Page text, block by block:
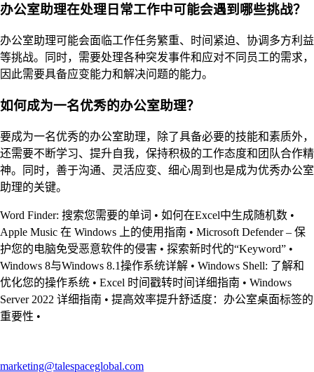
办公室助理在处理日常工作中可能会遇到哪些挑战？
办公室助理可能会面临工作任务繁重、时间紧迫、协调多方利益
等挑战。同时，需要处理各种突发事件和应对不同员工的需求，
因此需要具备应变能力和解决问题的能力。
如何成为一名优秀的办公室助理？
要成为一名优秀的办公室助理，除了具备必要的技能和素质外，
还需要不断学习、提升自我，保持积极的工作态度和团队合作精
神。同时，善于沟通、灵活应变、细心周到也是成为优秀办公室
助理的关键。
Word Finder: 搜索您需要的单词 • 如何在Excel中生成随机数 •
Apple Music 在 Windows 上的使用指南 • Microsoft Defender – 保
护您的电脑免受恶意软件的侵害 • 探索新时代的“Keyword” •
Windows 8与Windows 8.1操作系统详解 • Windows Shell: 了解和
优化您的操作系统 • Excel 时间戳转时间详细指南 • Windows
Server 2022 详细指南 • 提高效率提升舒适度：办公室桌面标签的
重要性 •
marketing@talespaceglobal.com